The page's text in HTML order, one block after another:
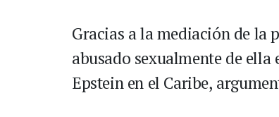
Gracias a la mediación de la
abusado sexualmente de
Epstein en el Caribe,